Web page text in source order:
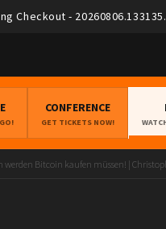
Checkout -
CONFERENCE
GET TICKETS NOW!
werden Bitcoin kaufen müssen! |